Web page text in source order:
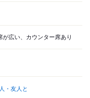
が広い、カウンター席あり
・友人と